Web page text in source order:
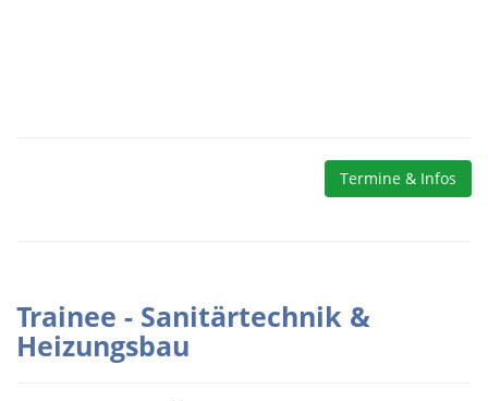
Termine & Infos
Trainee - Sanitärtechnik &
Heizungsbau